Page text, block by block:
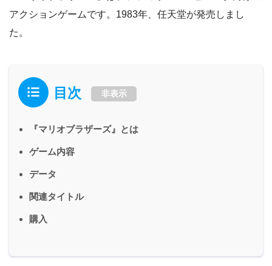
アクションゲームです。1983年、任天堂が発売しまし
た。
目次 非表示
『マリオブラザーズ』とは
ゲーム内容
データ
関連タイトル
購入